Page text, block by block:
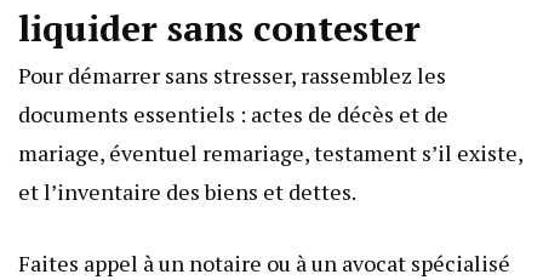
liquider sans contester
Pour démarrer sans stresser, rassemblez les
documents essentiels : actes de décès et de
mariage, éventuel remariage, testament s’il existe,
et l’inventaire des biens et dettes.
Faites appel à un notaire ou à un avocat spécialisé